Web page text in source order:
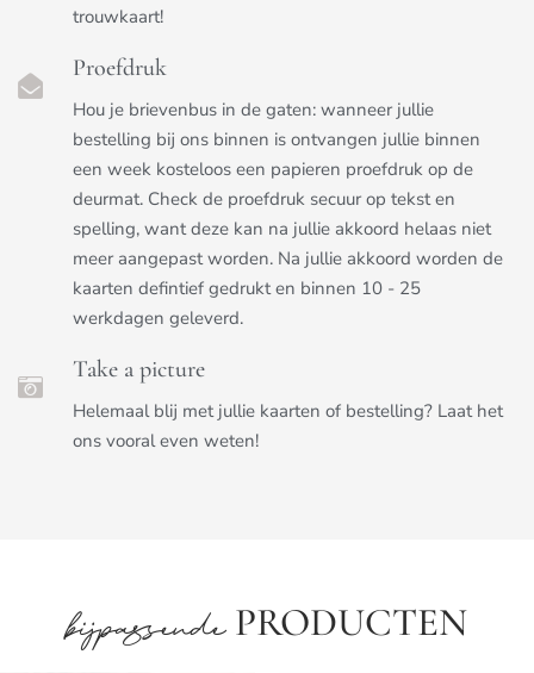
trouwkaart!
Proefdruk
Hou je brievenbus in de gaten: wanneer jullie
bestelling bij ons binnen is ontvangen jullie binnen
een week kosteloos een papieren proefdruk op de
deurmat. Check de proefdruk secuur op tekst en
spelling, want deze kan na jullie akkoord helaas niet
meer aangepast worden. Na jullie akkoord worden de
kaarten defintief gedrukt en binnen 10 - 25
werkdagen geleverd.
Take a picture
Helemaal blij met jullie kaarten of bestelling? Laat het
ons vooral even weten!
bijpassendePRODUCTEN